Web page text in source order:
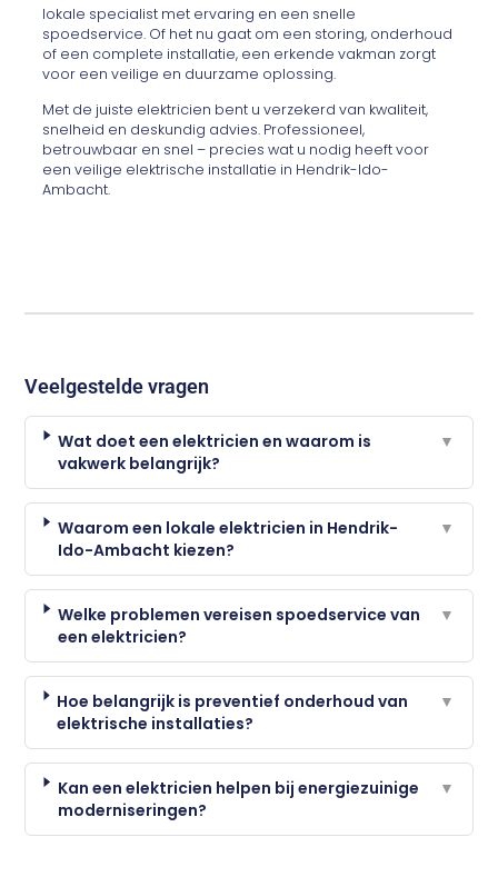
lokale specialist met ervaring en een snelle
spoedservice. Of het nu gaat om een storing, onderhoud
of een complete installatie, een erkende vakman zorgt
voor een veilige en duurzame oplossing.
Met de juiste elektricien bent u verzekerd van kwaliteit,
snelheid en deskundig advies. Professioneel,
betrouwbaar en snel – precies wat u nodig heeft voor
een veilige elektrische installatie in Hendrik-Ido-
Ambacht.
Veelgestelde vragen
Wat doet een elektricien en waarom is
vakwerk belangrijk?
▼
Waarom een lokale elektricien in Hendrik-
Ido-Ambacht kiezen?
▼
Welke problemen vereisen spoedservice van
een elektricien?
▼
Hoe belangrijk is preventief onderhoud van
elektrische installaties?
▼
Kan een elektricien helpen bij energiezuinige
moderniseringen?
▼